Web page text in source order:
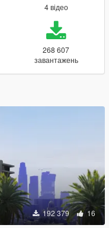
4 відео
268 607
завантажень
192 379 16